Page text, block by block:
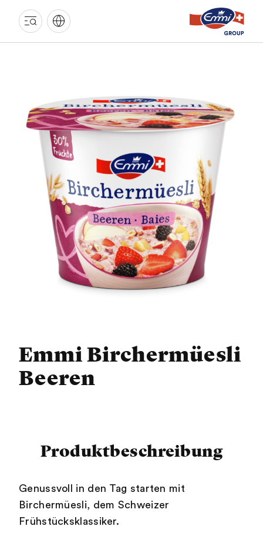
EMMI
GRUPPE
Emmi Birchermüesli
Beeren
Produktbeschreibung
Genussvoll in den Tag starten mit
Birchermüesli, dem Schweizer
Frühstücksklassiker.